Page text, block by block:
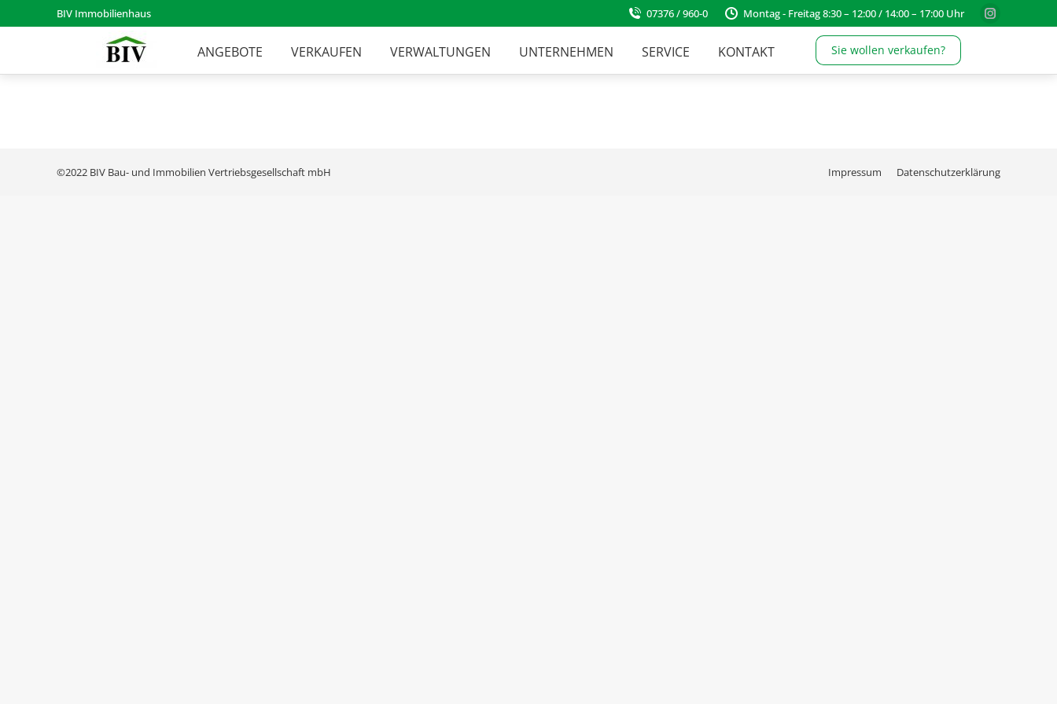
BIV Immobilienhaus 07376 / 960-0 Montag - Freitag 8:30 – 12:00 / 14:00 – 17:00 Uhr
Instagram
ANGEBOTE VERKAUFEN VERWALTUNGEN UNTERNEHMEN SERVICE KONTAKT Sie wollen verkaufen?
©2022 BIV Bau- und Immobilien Vertriebsgesellschaft mbH Impressum Datenschutzerklärung